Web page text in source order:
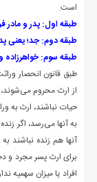
است.
طبقه اول: پدر و مادر
طبقه دوم: جد؛ یعنی
طبقه سوم: خواهرزاده و
طبق قانون انحصار
از ارث محروم
حیات نباشند، ارث به
به آنها می‌رسد، اگر
آنها هم زنده نباشند
برای ارث پسر مجرد و
افراد یا میزان سهمیه